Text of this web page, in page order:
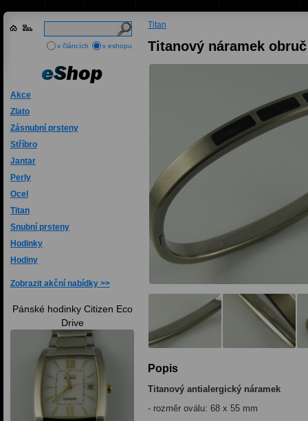
Akce
Zlato
Zásnubní prsteny
Stříbro
Jantar
Perly
Ocel
Titan
Snubní prsteny
Hodinky
Hodiny
Zobrazit akční nabídky
Pánské hodinky Citizen Eco
Drive
Titan
Titanový náramek obruč
Popis
Titanový antialergický náramek
- rozměr oválu: 68 x 55 mm
v článcích v eshopu